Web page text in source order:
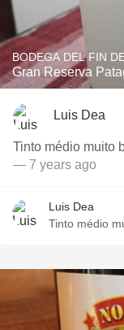
BODEGA DEL FIN
Gran Reserva
Luis Dea
Tinto médio muito
— 7 years ago
Luis Dea
Tinto médio